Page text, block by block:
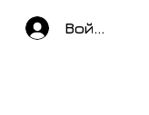
Войти